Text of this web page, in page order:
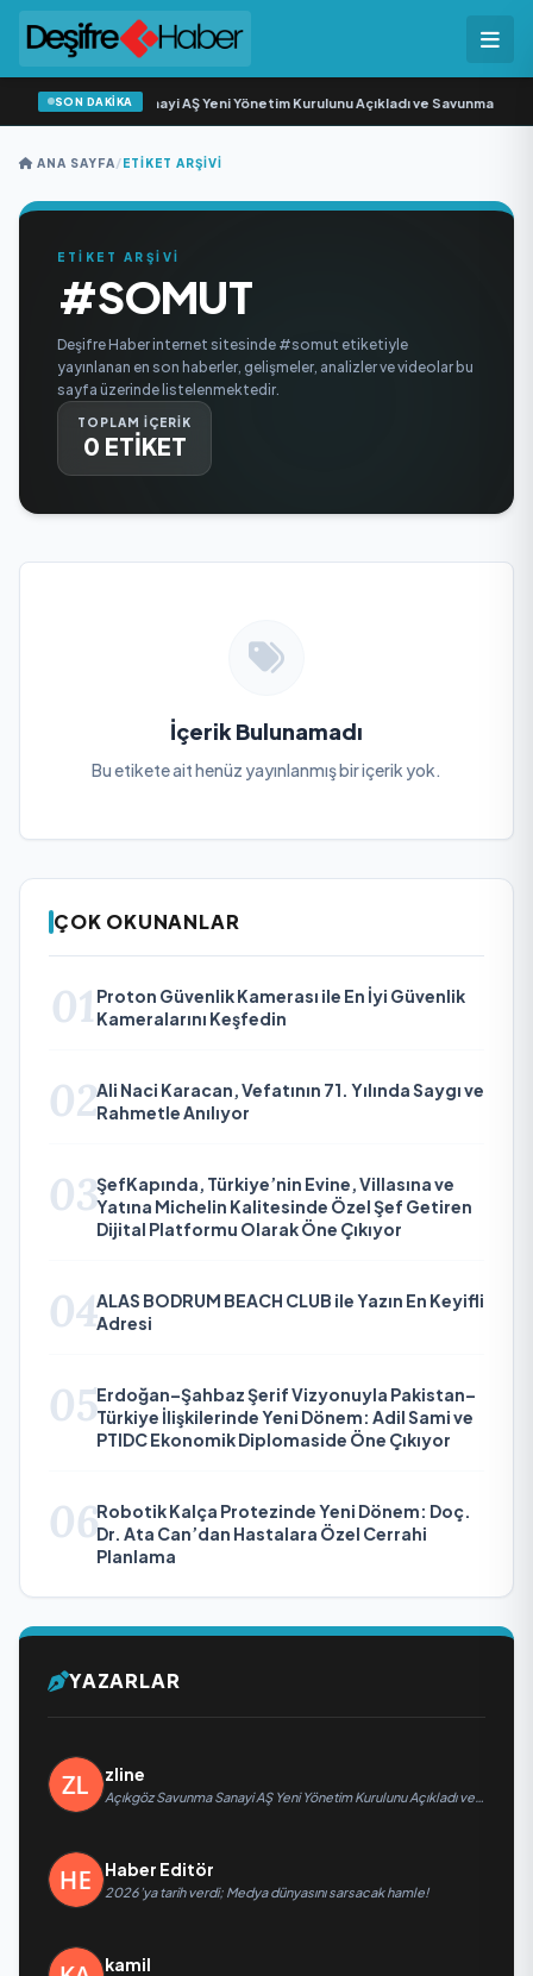
SON DAKİKA
Açıkgöz Savunma Sanayi AŞ Yeni Yönetim Kurulunu Açıkladı ve Savunma
ANA SAYFA/ETIKET ARŞIVI
ETİKET ARŞİVİ
#SOMUT
Deşifre Haber internet sitesinde #somut etiketiyle
yayınlanan en son haberler, gelişmeler, analizler ve videolar bu
sayfa üzerinde listelenmektedir.
TOPLAM İÇERİK
0 ETİKET
İçerik Bulunamadı
Bu etikete ait henüz yayınlanmış bir içerik yok.
ÇOK OKUNANLAR
01 Proton Güvenlik Kamerası ile En İyi Güvenlik
Kameralarını Keşfedin
02Ali Naci Karacan, Vefatının 71. Yılında Saygı ve
Rahmetle Anılıyor
03ŞefKapında, Türkiye’nin Evine, Villasına ve
Yatına Michelin Kalitesinde Özel Şef Getiren
Dijital Platformu Olarak Öne Çıkıyor
04ALAS BODRUM BEACH CLUB ile Yazın En Keyifli
Adresi
05Erdoğan–Şahbaz Şerif Vizyonuyla Pakistan–
Türkiye İlişkilerinde Yeni Dönem: Adil Sami ve
PTIDC Ekonomik Diplomaside Öne Çıkıyor
06Robotik Kalça Protezinde Yeni Dönem: Doç.
Dr. Ata Can’dan Hastalara Özel Cerrahi
Planlama
YAZARLAR
zline
Açıkgöz Savunma Sanayi AŞ Yeni Yönetim Kurulunu Açıkladı ve
Haber Editör
2026’ya tarih verdi; Medya dünyasını sarsacak hamle!
kamil